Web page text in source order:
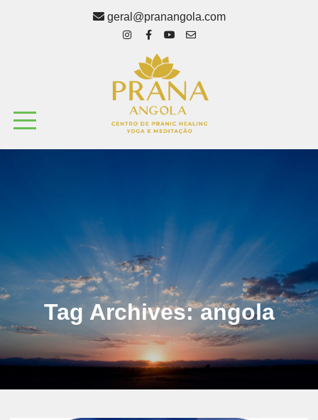
geral@pranangola.com
Tag Archives:angola